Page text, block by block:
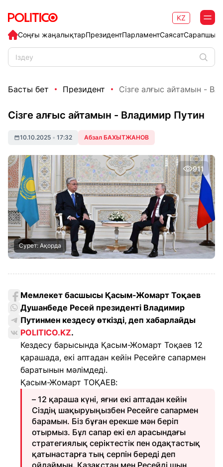
Соңғы жаңалықтарПрезидентПарламентСаясат
KZ
Басты бет Президент Сізге алғыс айтамын -
Сізге алғыс айтамын - Владимир Путин
10.10.2025 • 17:32 Абзал БАХЫТЖАНОВ
911
Сурет: Ақорда
Мемлекет басшысы Қасым-Жомарт Тоқаев
Душанбеде Ресей президенті Владимир
Путинмен кездесу өткізді, деп хабарлайды
POLITICO.KZ.
Кездесу барысында Қасым-Жомарт Тоқаев 12
қарашада, екі аптадан кейін Ресейге сапармен
баратынын мәлімдеді.
Қасым-Жомарт ТОҚАЕВ:
– 12 қараша күні, яғни екі аптадан кейін
Сіздің шақыруыңызбен Ресейге сапармен
барамын. Біз бұған ерекше мән беріп
отырмыз. Бұл сапар екі ел арасындағы
стратегиялық серіктестік пен одақтастық
қатынастарға тың серпін береді деп
ойлаймын. Қазақстан мен Ресейді шын